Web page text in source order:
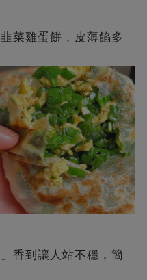
菜雞蛋餅，皮薄餡多
香到讓人站不穩，簡